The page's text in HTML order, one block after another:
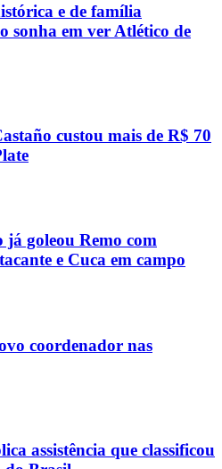
e de família
sonha em ver Atlético de
custou mais de R$ 70
já goleou Remo com
e Cuca em campo
coordenador nas
assistência que classificou